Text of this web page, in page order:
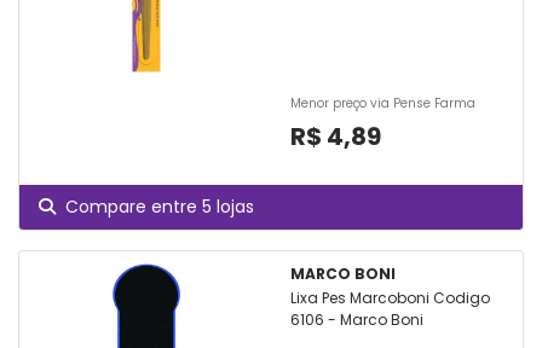
Menor preço via Pense Farma
R$ 4,89
Compare entre 5 lojas
MARCO BONI
Lixa Pes Marcoboni Codigo
6106 - Marco Boni